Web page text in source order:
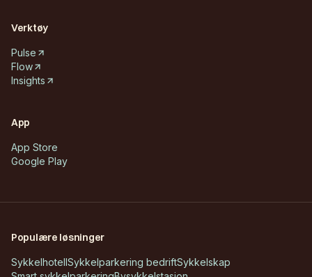
Verktøy
Pulse
Flow
Insights
App
App Store
Google Play
Populære løsninger
SykkelhotellSykkelparkering bedriftSykkelskap